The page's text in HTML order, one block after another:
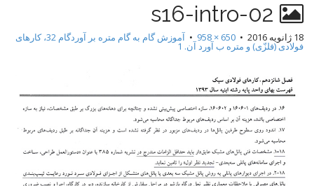
t
e
n
t
18 ژانویه 2016 •
650 × 958
• آموزش گام به گام متره بر آوردگام 32، کارهای
فولادی (فلزّی) و متره ب آورد آن. 1